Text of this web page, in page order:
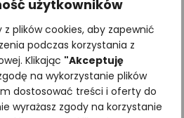
użytkowników
plików cookies, aby zapewnić
podczas korzystania z
Klikając "Akceptuję
na wykorzystanie plików
dostosować treści i oferty do
wyrażasz zgody na korzystanie